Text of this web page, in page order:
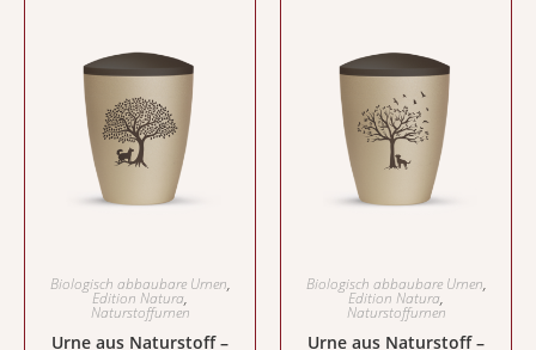
Biologisch abbaubare Urnen,
Edition Natura,
Naturstoffurnen
Urne aus Naturstoff –
Biologisch abbaubare Urnen,
Edition Natura,
Naturstoffurnen
Urne aus Naturstoff –